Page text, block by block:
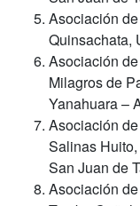
Asociación
Quinsachata,
Asociación
Milagros de
Yanahuara –
Asociación
Salinas
San Juan de
Asociación